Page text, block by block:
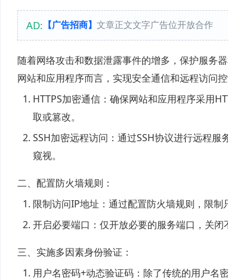
AD: 【广告招商】 文章正文文字广告位开放合作
随着网络攻击和数据泄露事件的增多，保护服务
网站和应用程序而言，实现安全通信和远程访问
HTTPS加密通信：确保网站和应用程序采用
取或篡改。
SSH加密远程访问：通过SSH协议进行远程
窥视。
二、配置防火墙规则：
限制访问IP地址：通过配置防火墙规则，限制
开启必要端口：仅开放必要的服务端口，关闭
三、实施多因素身份验证：
用户名密码+动态验证码：除了传统的用户名